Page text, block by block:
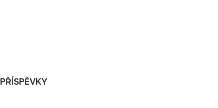
PŘÍSPĚVKY